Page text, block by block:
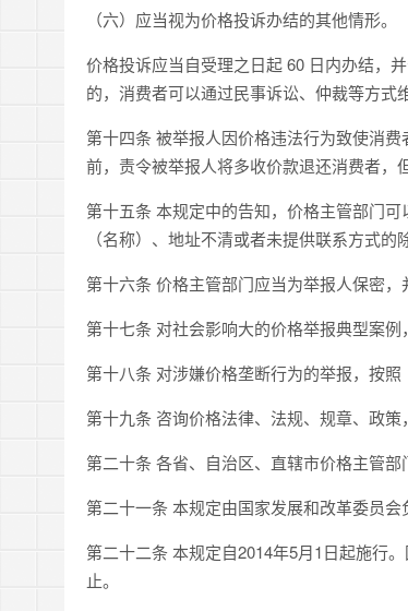
（六）应当视为价格投诉办结的其他情形。
价格投诉应当自受理之日起 60 日内办结，
的，消费者可以通过民事诉讼、仲裁等方式
第十四条 被举报人因价格违法行为致使消
前，责令被举报人将多收价款退还消费者，
第十五条 本规定中的告知，价格主管部门
（名称）、地址不清或者未提供联系方式的
第十六条 价格主管部门应当为举报人保密，
第十七条 对社会影响大的价格举报典型案例
第十八条 对涉嫌价格垄断行为的举报，按
第十九条 咨询价格法律、法规、规章、政策
第二十条 各省、自治区、直辖市价格主管部
第二十一条 本规定由国家发展和改革委员会
第二十二条 本规定自2014年5月1日起施行
止。